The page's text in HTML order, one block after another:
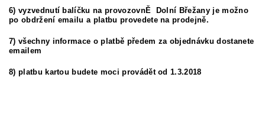
6) vyzvednutí balíčku na provozovnĚ Dolní Břežany je možno
po obdržení emailu a platbu provedete na prodejně.
7) všechny informace o platbě předem za objednávku dostanete
emailem
8) platbu kartou budete moci provádět od 1.3.2018